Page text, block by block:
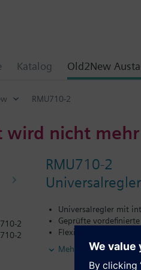
Katalog Old2New
RMU710-2
wird nicht
RMU710-2
Universalregler mit
Geprüfte
Flexible
Geeignet für
Unabhängige
Funktional
Mehr
2
2